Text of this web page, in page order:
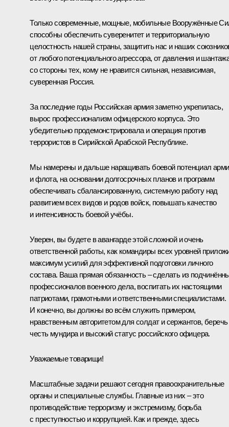
Только современные, мощные, мобильные Вооружённые
способны обеспечить суверенитет и территориальную
целостность нашей страны, защитить нас и наших
от любого потенциального агрессора, от давления и
со стороны тех, кому не нравится сильная, независимая,
суверенная Россия.
За последние годы Российская армия заметно укрепилась,
вырос профессионализм офицерского корпуса. Это
убедительно продемонстрировала и операция против
террористов в Сирийской Арабской Республике.
Мы намерены и дальше наращивать боевой потенциал
и флота, на основании долгосрочных планов и программ
обеспечивать сбалансированную, системную работу над
развитием всех видов и родов войск, повышать качество
и интенсивность боевой учёбы.
Уверен, вы будете в авангарде этой сложной и очень
ответственной работы, как командиры всех уровней
максимум усилий для эффективной подготовки личного
состава. Ваша прямая обязанность – сделать из
профессионалов военного дела, воспитать их настоящими
патриотами, грамотными и ответственными специалистами.
И конечно, вы должны во всём служить примером,
нравственным авторитетом для солдат и сержантов, беречь
честь мундира и высокий статус российского офицера.
Уважаемые товарищи!
Масштабные задачи решают сегодня правоохранительные
органы и специальные службы. Главные из них – это
противодействие терроризму и экстремизму, борьба
с преступностью и коррупцией. Как и прежде, здесь